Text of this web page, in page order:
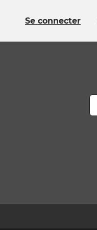
Se connecter